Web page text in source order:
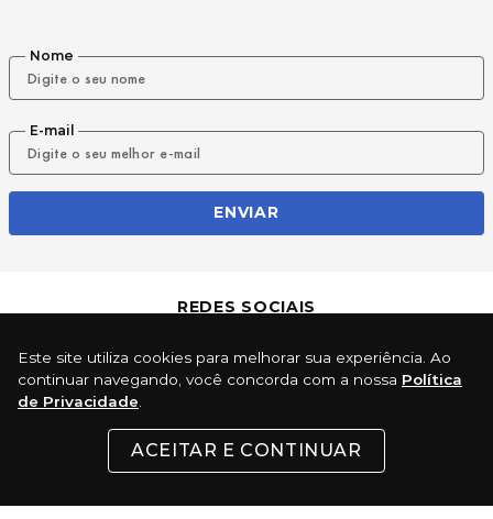
Este site utiliza cookies para melhorar sua experiência. Ao
continuar navegando, você concorda com a nossa Política
de Privacidade
ACEITAR E CONTINUAR
Nome
E-mail
ENVIAR
REDES SOCIAIS
INSTITUCIONAL
SUPORTE